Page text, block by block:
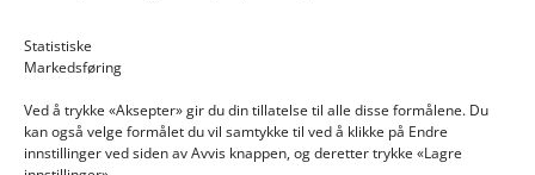
Statistiske
Markedsføring
Ved å trykke «Aksepter» gir du din tillatelse til alle disse formålene. Du
kan også velge formålet du vil samtykke til ved å klikke på Endre
innstillinger ved siden av Avvis knappen, og deretter trykke «Lagre